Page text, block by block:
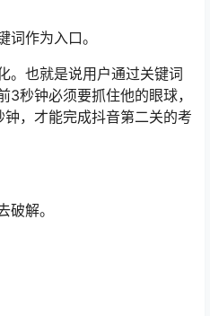
词作为入口。
。也就是说用户通过关键词
秒钟必须要抓住他的眼球，
，才能完成抖音第二关的考
解。